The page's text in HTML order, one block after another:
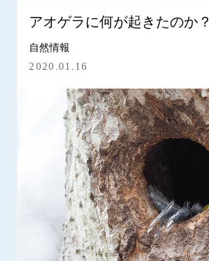
アオゲラに何が起きたのか？
自然情報
2020.01.16